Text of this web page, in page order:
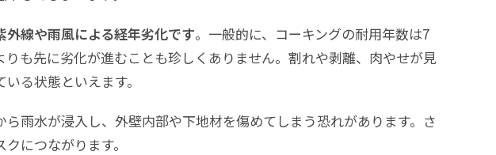
線や雨風による経年劣化です。一般的に、コーキングの耐用年数は7
も先に劣化が進むことも珍しくありません。割れや剥離、肉やせが見
る状態といえます。
雨水が浸入し、外壁内部や下地材を傷めてしまう恐れがあります。さ
につながります。